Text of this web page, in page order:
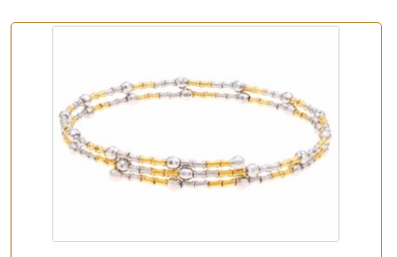
*你的名字
公司名稱
*聯絡電話